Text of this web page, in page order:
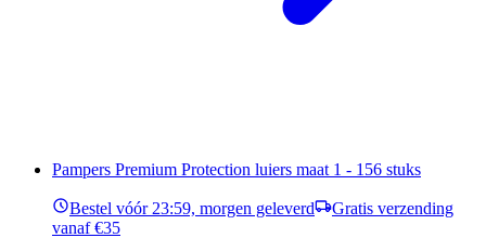
Pampers Premium Protection luiers maat 1 - 156 stuks
Bestel vóór 23:59, morgen geleverd
Gratis verzending
vanaf €35